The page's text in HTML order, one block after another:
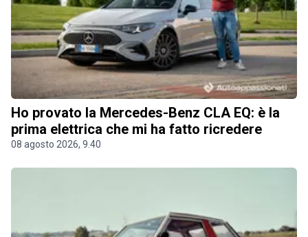
Ho provato la Mercedes-Benz CLA EQ: è la
prima elettrica che mi ha fatto ricredere
08 agosto 2026, 9.40